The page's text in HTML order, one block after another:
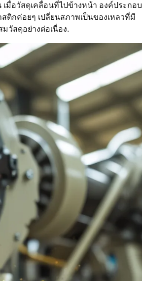
มื่อวัสดุเคลื่อนที่ไปข้างหน้า องค์ประกอบ
ติกค่อยๆ เปลี่ยนสภาพเป็นของเหลวที่มี
วัสดุอย่างต่อเนื่อง.